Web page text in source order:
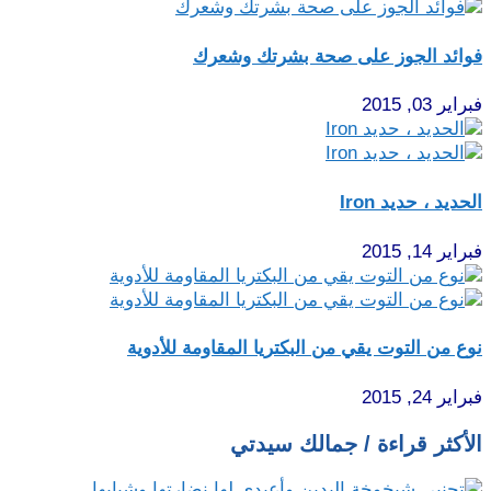
فوائد الجوز على صحة بشرتك وشعرك
فبراير 03, 2015
الحديد ، حديد Iron
فبراير 14, 2015
نوع من التوت يقي من البكتريا المقاومة للأدوية
فبراير 24, 2015
الأكثر قراءة / جمالك سيدتي